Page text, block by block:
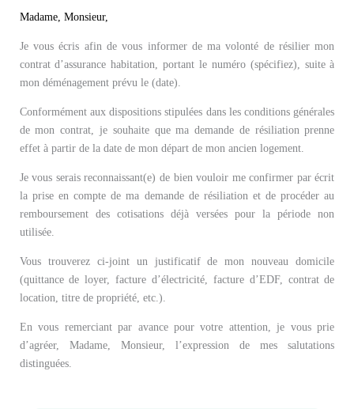
Madame, Monsieur,
Je vous écris afin de vous informer de ma volonté de résilier mon
contrat d’assurance habitation, portant le numéro (spécifiez), suite à
mon déménagement prévu le (date).
Conformément aux dispositions stipulées dans les conditions générales
de mon contrat, je souhaite que ma demande de résiliation prenne
effet à partir de la date de mon départ de mon ancien logement.
Je vous serais reconnaissant(e) de bien vouloir me confirmer par écrit
la prise en compte de ma demande de résiliation et de procéder au
remboursement des cotisations déjà versées pour la période non
utilisée.
Vous trouverez ci-joint un justificatif de mon nouveau domicile
(quittance de loyer, facture d’électricité, facture d’EDF, contrat de
location, titre de propriété, etc.).
En vous remerciant par avance pour votre attention, je vous prie
d’agréer, Madame, Monsieur, l’expression de mes salutations
distinguées.